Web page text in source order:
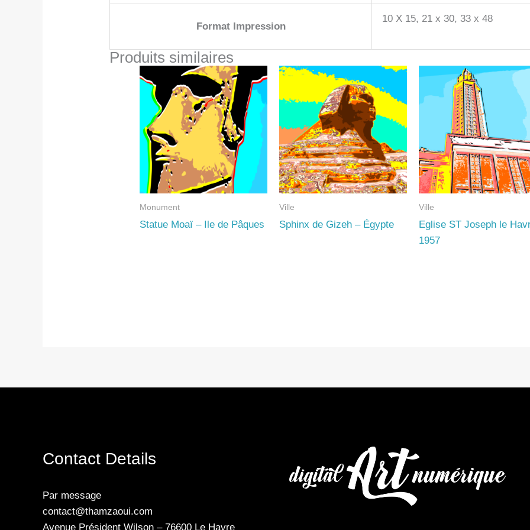
Format Impression
10 X 15, 21 x 30, 33 x 48
Produits similaires
Monument
Statue Moaï – Ile de Pâques
Ville
Sphinx de Gizeh – Égypte
Ville
Eglise ST Joseph le
1957
Contact Details
Par message
contact@thamzaoui.com
Avenue Président Wilson – 76600 Le Havre